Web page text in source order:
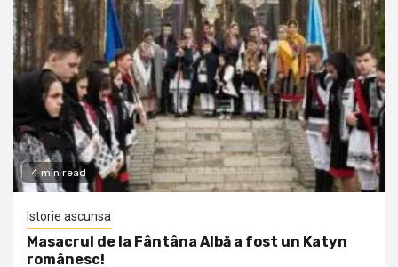
4 min read
Istorie ascunsa
Masacrul de la Fântâna Albă a fost un Katyn
românesc!